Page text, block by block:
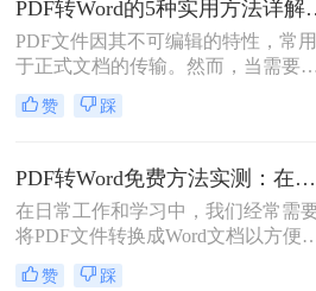
常用的PDF转Word方法，助您轻松完
成转换。
PDF转Word的5种
PDF文件因其不可编辑的特性，常用
于正式文档的传输。然而，当需要对
PDF内容进行修改时，将其转换为可
编辑的Word文档是必要的。那么pdf
常见且高效的方法，帮助您快速完成
转换。
赞 踩
PDF转Word免费方法实测：在线工具、Word内置功能与手动复制3种方式对比！
在日常工作和学习中，我们经常需
将PDF文件转换成Word文档以方便
辑。那么怎么不花钱把pdf转成word
呢？以下是三种可以免费使用的PDF
赞 踩